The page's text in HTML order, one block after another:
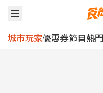
城市玩家優惠券節目熱門